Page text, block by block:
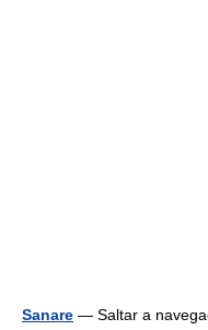
Sanare — Saltar a